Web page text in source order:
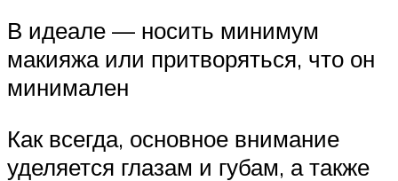
В идеале — носить минимум
макияжа или притворяться, что он
минимален
Как всегда, основное внимание
уделяется глазам и губам, а также